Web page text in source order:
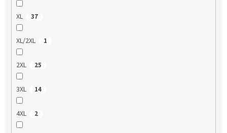
XL 37
XL/2XL 1
2XL 25
3XL 14
4XL 2